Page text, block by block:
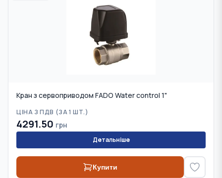
Кран з сервоприводом FADO Water control 1"
ЦІНА З ПДВ (ЗА 1 ШТ.)
4291.50 грн
Детальніше
Купити